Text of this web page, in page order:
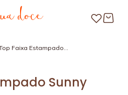
Faixa Estampado
Sunny